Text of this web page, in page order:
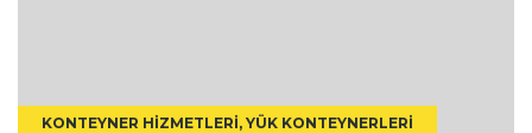
KONTEYNER HIZMETLERI, YÜK KONTEYNERLERI